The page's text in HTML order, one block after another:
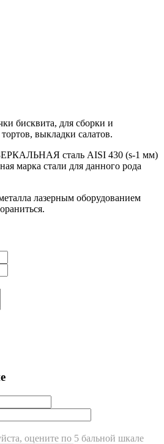
бисквита, для сборки и
выкладки салатов.
сталь AISI 430 (s-1 мм)
марка стали для данного рода
лазерным оборудованием
оцените по 5 бальной шкале